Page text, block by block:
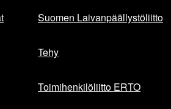
Suomen Laivanpäällystöliitto
Tehy
Toimihenkilöliitto ERTO